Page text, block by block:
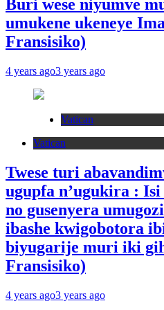
Buri wese niyumve
umukene ukeneye
Fransisiko)
4 years ago3 years ago
Vatican
Vatican
Twese turi
ugupfa n’ugukira :
no gusenyera
ibashe kwigobotora
biyugarije muri iki
Fransisiko)
4 years ago3 years ago